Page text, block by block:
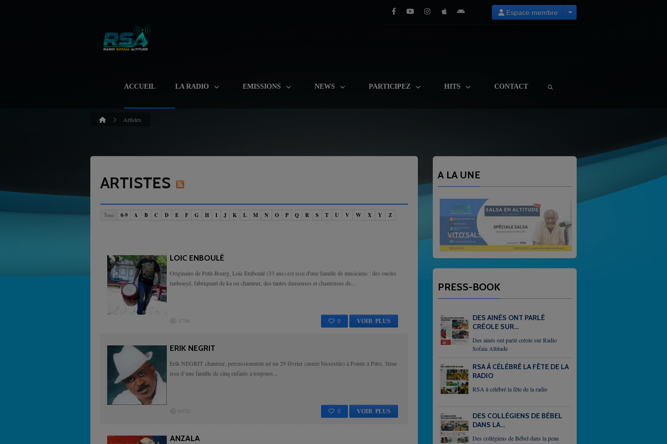
Espace membre
ACCUEIL LA RADIO EMISSIONS NEWS PARTICIPEZ HITS CONTACT
Artistes
ARTISTES
Tous 0-9 A B C D E F G H I J K L M N O P Q R S T U V W X Y Z
LOIC ENBOULÉ
Originaire de Petit-Bourg, Loïc Emboulé (33 ans) est issu d'une famille de musiciens : des oncles
tanbouyé, fabriquant de ka ou chanteur, des tantes danseuses et chanteuses de...
VOIR PLUS
0
4706
ERIK NEGRIT
Erik NEGRIT chanteur, percussionniste né un 29 février (année bissextile) à Pointe à Pitre, 3ème
issu d’une famille de cinq enfants a toujours...
VOIR PLUS
0
6570
ANZALA
A LA UNE
VITO SALSA EN ALTITUDE GOSPEL
PRESS-BOOK
DES AINÉS ONT PARLÉ
CRÉOLE SUR...
Des ainés ont parlé créole sur Radio
Sofaïa Altitude
RSA À CÉLÉBRÉ LA FÊTE DE LA
RADIO
RSA à célébré la fête de la radio
DES COLLÉGIENS DE BÉBEL
DANS LA...
Des collégiens de Bébel dans la peau